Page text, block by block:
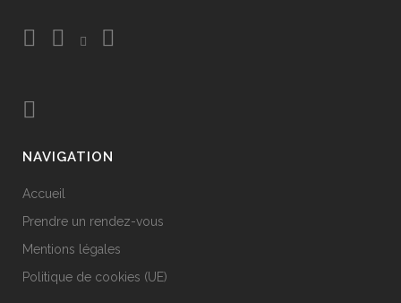
NAVIGATION
Accueil
Prendre un rendez-vous
Mentions légales
Politique de cookies (UE)